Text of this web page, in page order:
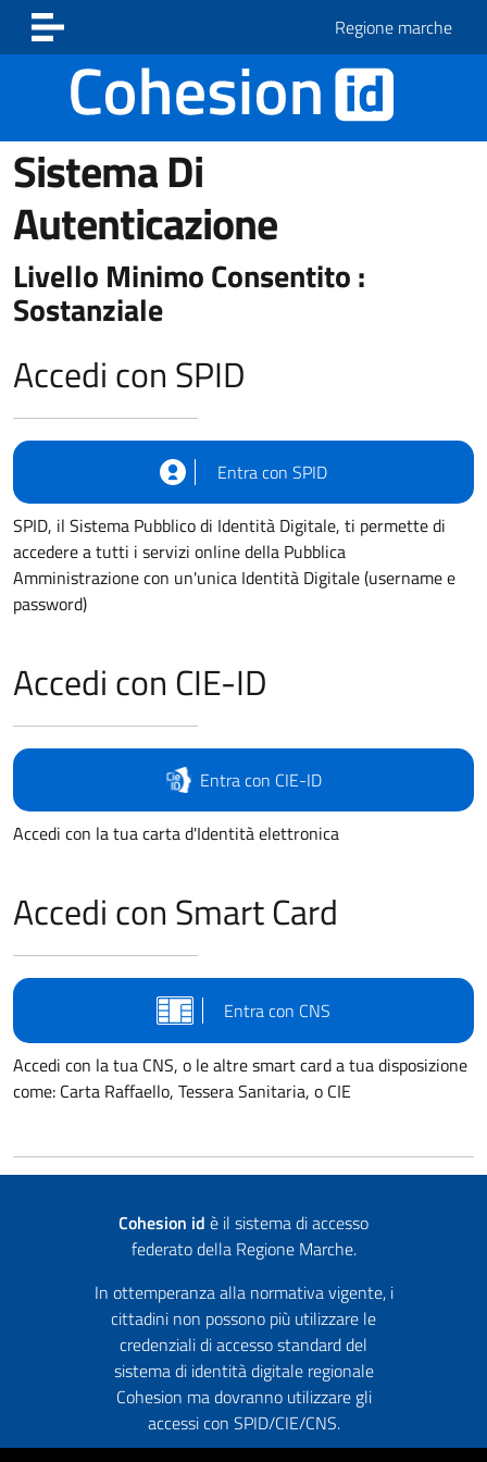
Vai ai contenuti
Vai al footer
Regione marche
Sistema Di
Autenticazione
Livello Minimo Consentito :
Sostanziale
Accedi con SPID
Entra con SPID
SPID, il Sistema Pubblico di Identità Digitale, ti permette di
accedere a tutti i servizi online della Pubblica
Amministrazione con un'unica Identità Digitale (username e
password)
Accedi con CIE-ID
Entra con CIE-ID
Accedi con la tua carta d'Identità elettronica
Accedi con Smart Card
Entra con CNS
Accedi con la tua CNS, o le altre smart card a tua disposizione
come: Carta Raffaello, Tessera Sanitaria, o CIE
Cohesion id è il sistema di accesso
federato della Regione Marche.
In ottemperanza alla normativa vigente, i
cittadini non possono più utilizzare le
credenziali di accesso standard del
sistema di identità digitale regionale
Cohesion ma dovranno utilizzare gli
accessi con SPID/CIE/CNS.